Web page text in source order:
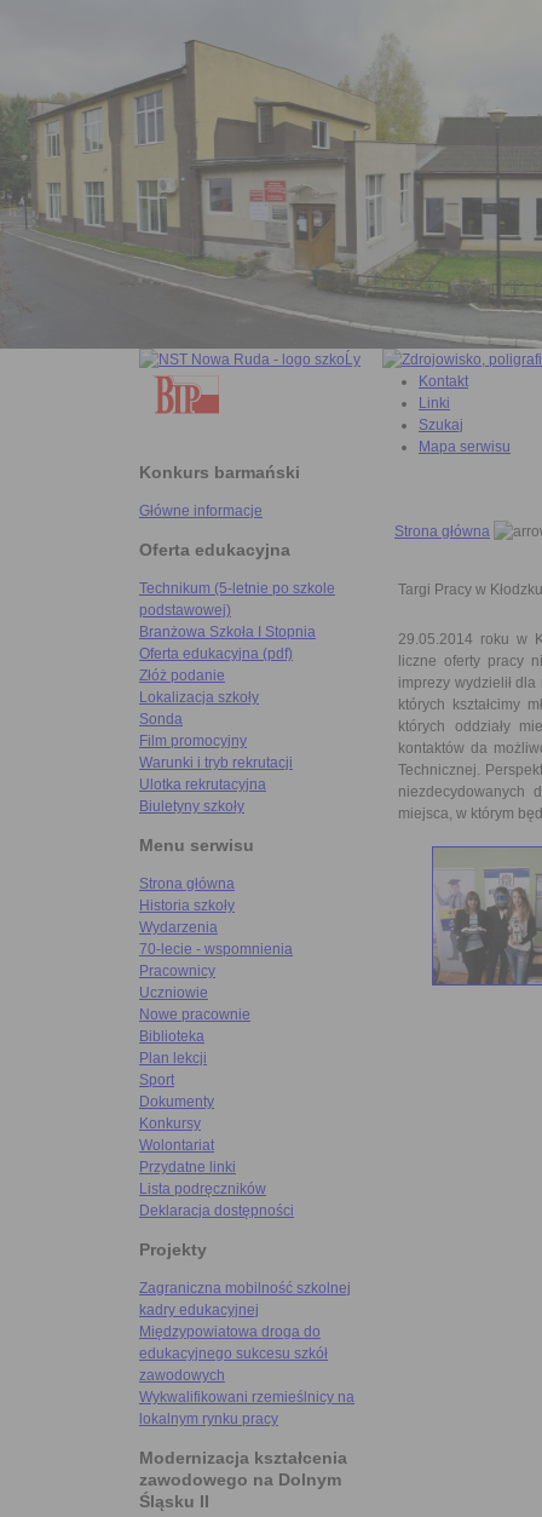
Konkurs barmański
Główne informacje
Oferta edukacyjna
Technikum (5-letnie po szkole
podstawowej)
Branżowa Szkoła I Stopnia
Oferta edukacyjna (pdf)
Złóż podanie
Lokalizacja szkoły
Sonda
Film promocyjny
Warunki i tryb rekrutacji
Ulotka rekrutacyjna
Biuletyny szkoły
Menu serwisu
Strona główna
Historia szkoły
Wydarzenia
70-lecie - wspomnienia
Pracownicy
Uczniowie
Nowe pracownie
Biblioteka
Plan lekcji
Sport
Dokumenty
Konkursy
Wolontariat
Przydatne linki
Lista podręczników
Deklaracja dostępności
Projekty
Zagraniczna mobilność szkolnej
kadry edukacyjnej
Międzypowiatowa droga do
edukacyjnego sukcesu szkół
zawodowych
Wykwalifikowani rzemieślnicy na
lokalnym rynku pracy
Modernizacja kształcenia
zawodowego na Dolnym
Śląsku II
Kontakt
Linki
Szukaj
Mapa serwisu
Strona główna
Targi Pracy w Kłodzku
29.05.2014 roku w
liczne oferty pracy
imprezy wydzielił
których kształcimy
których oddziały
kontaktów da
Technicznej.
niezdecydowanych
miejsca, w którym